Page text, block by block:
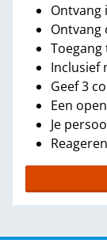
Ontvang
Ontvang
Inclusief
Geef 3
Een
Je